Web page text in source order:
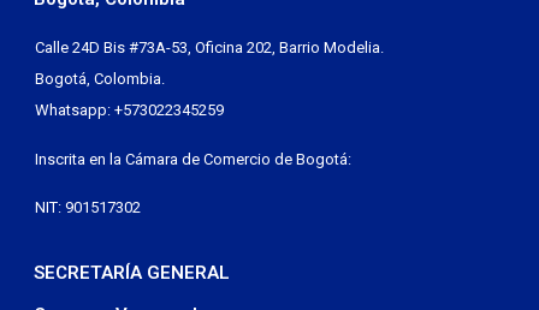
Calle 24D Bis #73A-53, Oficina 202, Barrio Modelia.
Bogotá, Colombia.
Whatsapp: +573022345259
Inscrita en la Cámara de Comercio de Bogotá:
NIT: 901517302
SECRETARÍA GENERAL